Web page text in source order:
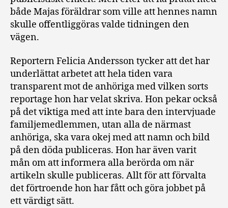
både Majas föräldrar som ville att hennes namn
skulle offentliggöras valde tidningen den
vägen.
Reportern Felicia Andersson tycker att det har
underlättat arbetet att hela tiden vara
transparent mot de anhöriga med vilken sorts
reportage hon har velat skriva. Hon pekar också
på det viktiga med att inte bara den intervjuade
familjemedlemmen, utan alla de närmast
anhöriga, ska vara okej med att namn och bild
på den döda publiceras. Hon har även varit
mån om att informera alla berörda om när
artikeln skulle publiceras. Allt för att förvalta
det förtroende hon har fått och göra jobbet på
ett värdigt sätt.